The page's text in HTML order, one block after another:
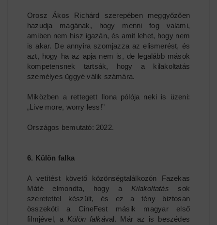
Orosz Ákos Richárd szerepében meggyőzően
hazudja magának, hogy menni fog valami,
amiben nem hisz igazán, és amit lehet, hogy nem
is akar. De annyira szomjazza az elismerést, és
azt, hogy ha az apja nem is, de legalább mások
kompetensnek tartsák, hogy a kilakoltatás
személyes üggyé válik számára.
Miközben a rettegett Ilona pólója neki is üzeni:
„Live more, worry less!”
Országos bemutató: 2022.
6. Külön falka
A vetítést követő közönségtalálkozón Fazekas
Máté elmondta, hogy a Kilakoltatás sok
szeretettel készült, és ez a tény biztosan
összeköti a CineFest másik magyar első
filmjével, a Külön falkával. Már az is beszédes